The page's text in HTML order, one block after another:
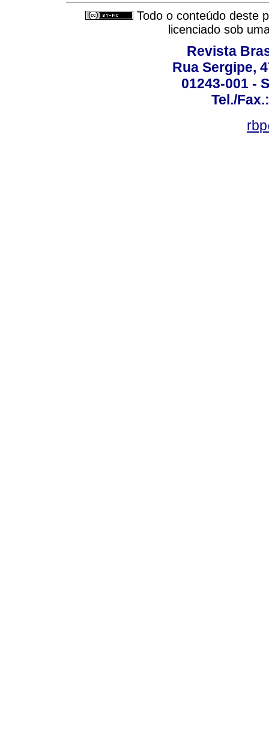
Todo o conteúdo deste
licenciado sob
Revista
Rua Sergipe,
01243-001 -
Tel./